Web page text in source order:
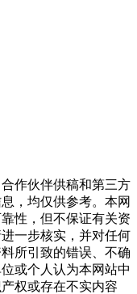
作伙伴供稿和第三方
，均仅供参考。本网
性，但不保证有关资
一步核实，并对任何
所引致的错误、不确
或个人认为本网站中
权或存在不实内容